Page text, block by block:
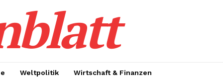
Weltpolitik Wirtschaft & Finanzen